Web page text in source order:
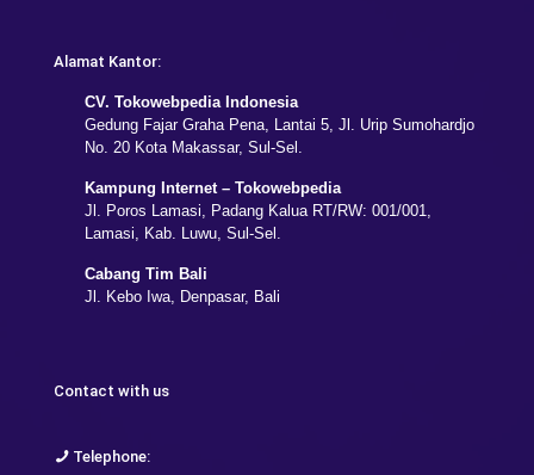
Alamat Kantor:
CV. Tokowebpedia Indonesia
Gedung Fajar Graha Pena, Lantai 5, Jl. Urip Sumohardjo
No. 20 Kota Makassar, Sul-Sel.
Kampung Internet – Tokowebpedia
Jl. Poros Lamasi, Padang Kalua RT/RW: 001/001,
Lamasi, Kab. Luwu, Sul-Sel.
Cabang Tim Bali
Jl. Kebo Iwa, Denpasar, Bali
Contact with us
Telephone: